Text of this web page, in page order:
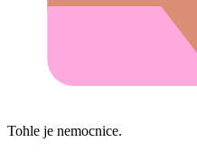
Tohle je nemocnice.